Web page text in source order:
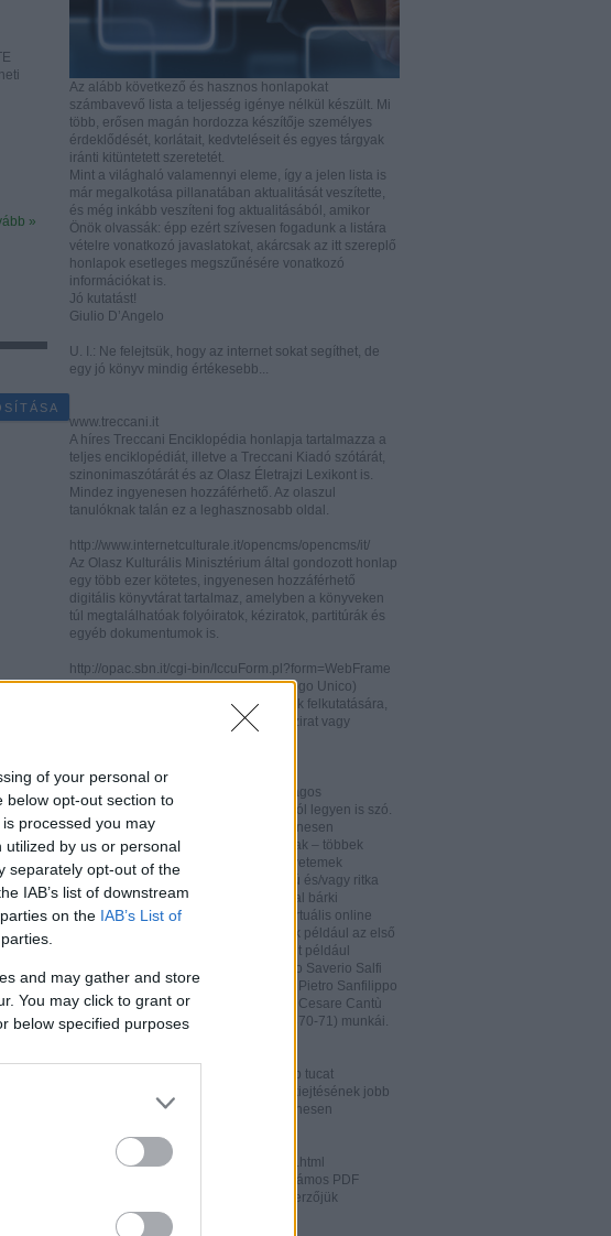
of your personal or
below opt-out section to
processed you may
by us or personal
separately opt-out of the
IAB’s list of downstream
on the IAB’s List of
and may gather and store
You may click to grant or
below specified purposes
Az alább következő és hasznos honlapokat
számbavevő lista a teljesség igénye nélkül készült. Mi
több, erősen magán hordozza készítője személyes
érdeklődését, korlátait, kedvteléseit és egyes tárgyak
iránti kitüntetett szeretetét.
Mint a világhaló valamennyi eleme, így a jelen lista is
már megalkotása pillanatában aktualitását veszítette,
és még inkább veszíteni fog aktualitásából, amikor
Önök olvassák: épp ezért szívesen fogadunk a listára
vételre vonatkozó javaslatokat, akárcsak az itt szereplő
honlapok esetleges megszűnésére vonatkozó
információkat is.
Jó kutatást!
Giulio D’Angelo
U. I.: Ne felejtsük, hogy az internet sokat segíthet, de
egy jó könyv mindig értékesebb...
www.treccani.it
A híres Treccani Enciklopédia honlapja tartalmazza a
teljes enciklopédiát, illetve a Treccani Kiadó szótárát,
szinonimaszótárát és az Olasz Életrajzi Lexikont is.
Mindez ingyenesen hozzáférhető. Az olaszul
tanulóknak talán ez a leghasznosabb oldal.
http://www.internetculturale.it/opencms/opencms/it/
Az Olasz Kulturális Minisztérium által gondozott honlap
egy több ezer kötetes, ingyenesen hozzáférhető
digitális könyvtárat tartalmaz, amelyben a könyveken
túl megtalálhatóak folyóiratok, kéziratok, partitúrák és
egyéb dokumentumok is.
http://opac.sbn.it/cgi-bin/IccuForm.pl?form=WebFrame
Az ICCU (Istituto Centrale per il Catalogo Unico)
keresőrendszere. Hasznos lehet annak felkutatására,
hogy hol lelhető fel egy-egy könyv, kézirat vagy
http://books.google.it/
A könyveknek és folyóiratoknak valóságos
kincseskamrája ez, bármelyik századról legyen is szó.
Ezen az oldalon olvashatóak és ingyenesen
letölthetőek minden nemzetiségű írónak – többek
között olaszoknak is – az amerikai egyetemek
könyvtáraiban digitalizált, első kiadású és/vagy ritka
könyvei. Egy Google vagy Gmail fiókkal bárki
létrehozhatja és megőrizheti a saját virtuális online
könyvtárát. A honlapon megtalálhatóak például az első
olasz irodalomtörténeti munkák is, mint például
Girolamo Tiraboschi (1825), Francesco Saverio Salfi
(1834), Giuseppe Maffei (1852-1853), Pietro Sanfilippo
(1859), Paolo Emiliani-Giudici (1863), Cesare Cantù
(1865) vagy Francesco De Sanctis (1870-71) munkái.
2.495 e-könyv, 6.320 zenei darab, több tucat
hangoskönyv segíthet az olasz nyelv kiejtésének jobb
elsajátításában. Valamennyi file ingyenesen
http://www.letteraturaitaliana.net/index.html
Az előzőhöz nagyon hasonló oldal, számos PDF
formátumú olasz irodalmi művel és szerzőjük
életrajzával gazdagítva.
»